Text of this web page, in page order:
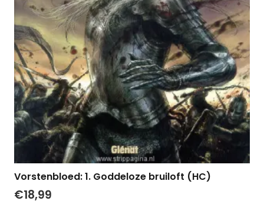
Vorstenbloed: 1. Goddeloze bruiloft (HC)
€18,99